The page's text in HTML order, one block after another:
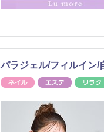
パラジェル/フィルイン/
ネイル エステ